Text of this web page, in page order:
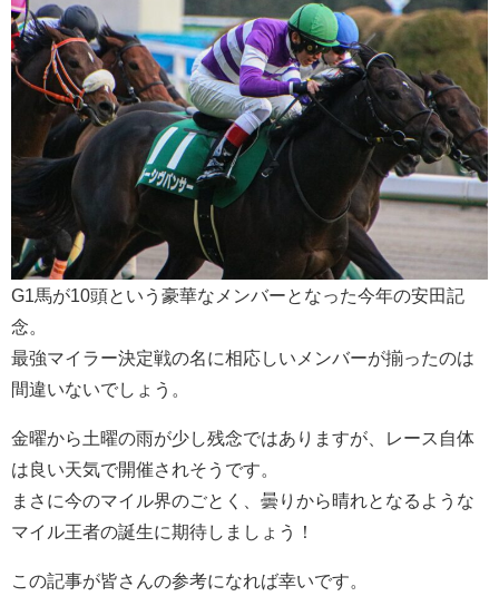
G1馬が10頭という豪華なメンバーとなった今年の安田記
念。
最強マイラー決定戦の名に相応しいメンバーが揃ったのは
間違いないでしょう。
金曜から土曜の雨が少し残念ではありますが、レース自体
は良い天気で開催されそうです。
まさに今のマイル界のごとく、曇りから晴れとなるような
マイル王者の誕生に期待しましょう！
この記事が皆さんの参考になれば幸いです。